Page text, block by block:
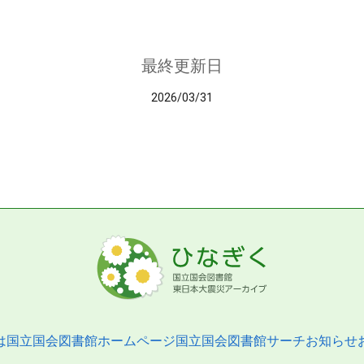
最終更新日
2026/03/31
国立国会図書館ホームページ国立国会図書館サーチお知らせ